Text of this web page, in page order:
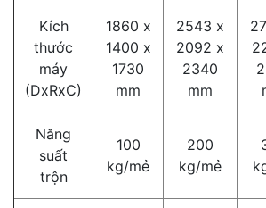
Kích
thước
máy
(DxRxC)
1860 x
1400 x
1730
mm
2543 x
2092 x
2340
mm
Năng
suất
trộn
100
kg/mẻ
200
kg/mẻ